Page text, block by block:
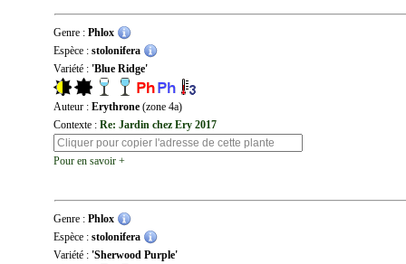
Genre : Phlox
Espèce : stolonifera
Variété : 'Blue Ridge'
Auteur : Erythrone (zone 4a)
Contexte : Re: Jardin chez Ery 2017
Pour en savoir +
Genre : Phlox
Espèce : stolonifera
Variété : 'Sherwood Purple'